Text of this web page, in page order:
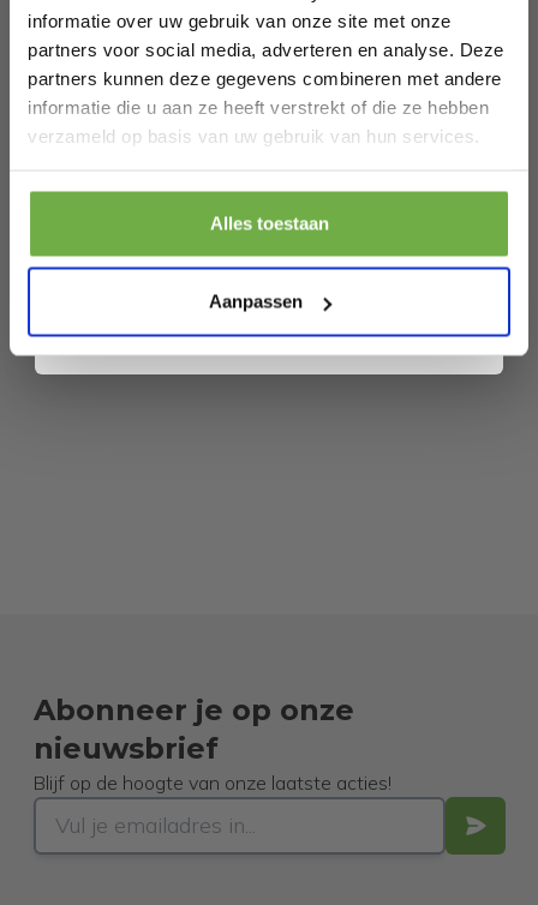
informatie over uw gebruik van onze site met onze
partners voor social media, adverteren en analyse. Deze
partners kunnen deze gegevens combineren met andere
informatie die u aan ze heeft verstrekt of die ze hebben
verzameld op basis van uw gebruik van hun services.
Alles toestaan
Aanpassen
SKU
9721055565206
Gerelateerde producten
VONROC Vloerventilator - 3 snelheden –
incl. afstandsbediening - timer -
verstelbaar in 3 hoogtes - wit
€ 51,99
Abonneer je op onze
nieuwsbrief
Blijf op de hoogte van onze laatste acties!
Laat ons weten wanneer je jarig bent
Pak € 5,- korting
. Je kunt je op elk moment weer afmelden.